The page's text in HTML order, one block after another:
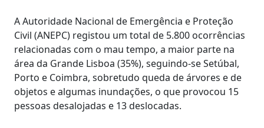
A Autoridade Nacional de Emergência e Proteção
Civil (ANEPC) registou um total de 5.800 ocorrências
relacionadas com o mau tempo, a maior parte na
área da Grande Lisboa (35%), seguindo-se Setúbal,
Porto e Coimbra, sobretudo queda de árvores e de
objetos e algumas inundações, o que provocou 15
pessoas desalojadas e 13 deslocadas.